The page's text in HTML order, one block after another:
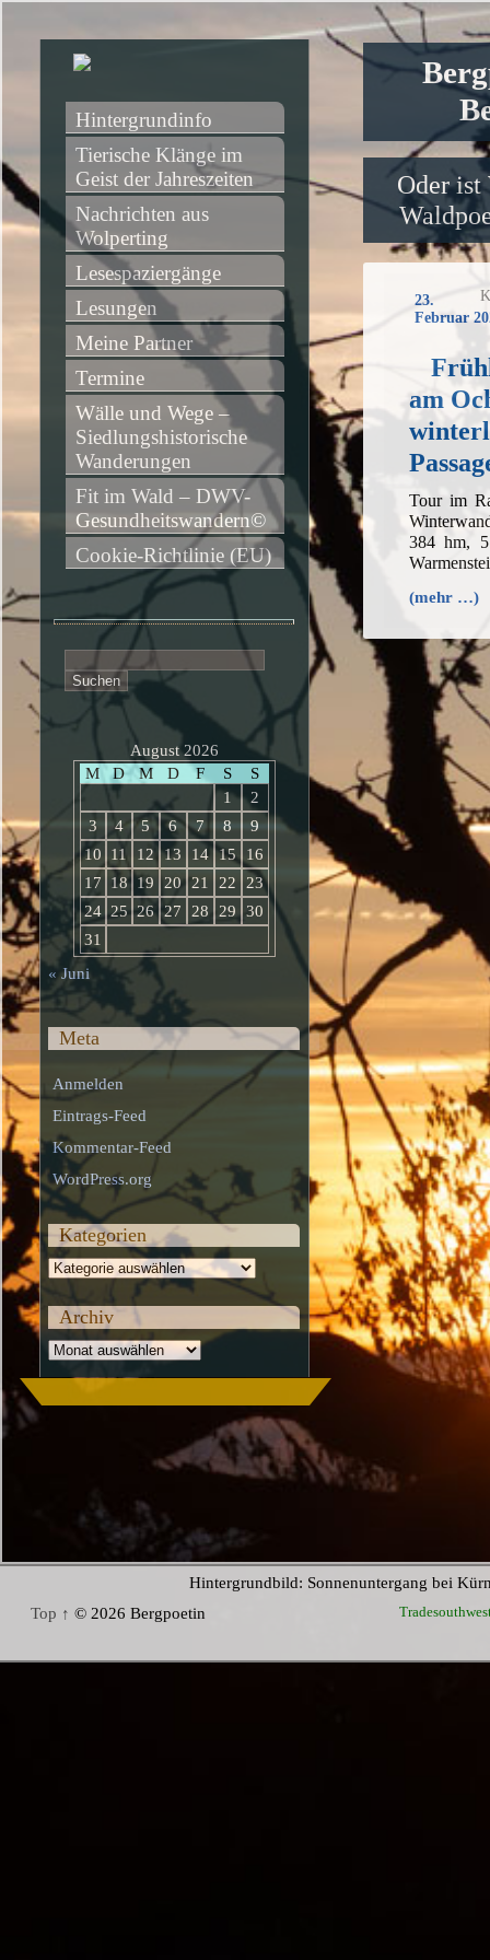
Oder ist
23.
Februar
am
Tour im
384 hm,
(mehr …)
Hintergrundinfo
Tierische Klänge im
Geist der Jahreszeiten
Nachrichten aus
Wolperting
Lesespaziergänge
Lesungen
Meine Partner
Termine
Wälle und Wege –
Siedlungshistorische
Wanderungen
Fit im Wald – DWV-
Gesundheitswandern©
Cookie-Richtlinie (EU)
nach:
August 2026
M
D M D F S
S
1
2
3
4 5 6 7 8
9
10
11 12 13 14 15
16
17
18 19 20 21 22
23
24 25 26 27 28 29
30
31
« Juni
Meta
Anmelden
Eintrags-Feed
Kommentar-Feed
WordPress.org
Kategorien
Kategorien
Archiv
Archiv
Hintergrundbild: Sonnenuntergang bei
Top ↑ © 2026 Bergpoetin